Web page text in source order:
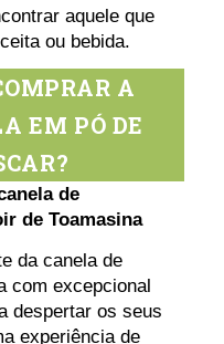
aquele que
ou bebida.
A
EM PÓ DE
de
de Toamasina
da canela de
com excepcional
despertar os seus
experiência de